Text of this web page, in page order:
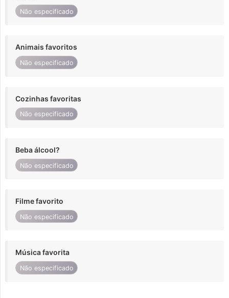
Não especificado
Animais favoritos
Não especificado
Cozinhas favoritas
Não especificado
Beba álcool?
Não especificado
Filme favorito
Não especificado
Música favorita
Não especificado